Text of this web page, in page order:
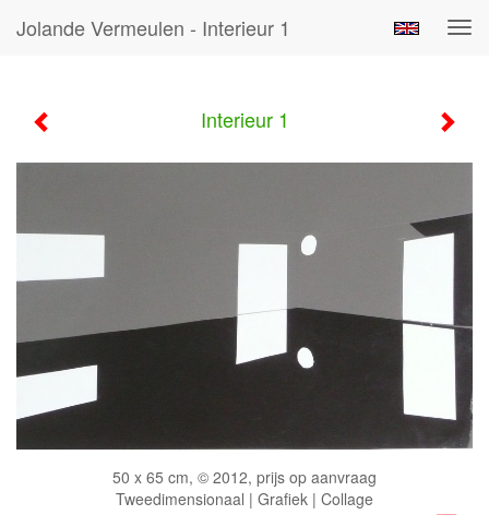
Jolande Vermeulen - Interieur 1
Interieur 1
50 x 65 cm, © 2012, prijs op aanvraag
Tweedimensionaal | Grafiek | Collage